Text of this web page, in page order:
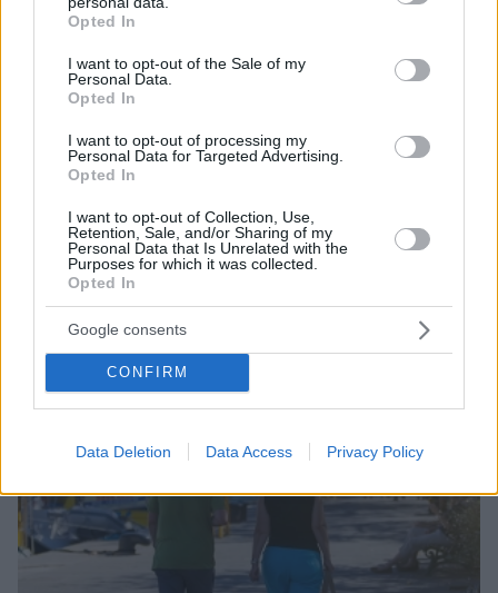
grant or deny consent to Google and its third-party tags to
use your data for below specified purposes in below Google
consent section.
Opted In
I want to opt-out of the Sale of my
Personal Data.
Opted In
I want to opt-out of processing my
Personal Data for Targeted Advertising.
Opted In
I want to opt-out of Collection, Use,
Retention, Sale, and/or Sharing of my
Personal Data that Is Unrelated with the
Purposes for which it was collected.
Opted In
Google consents
CONFIRM
Data Deletion Data Access Privacy Policy
Ευρωπαϊκό Πρωτάθλημα Στίβου: Στον τελικό του
μήκους ο Τεντόγλου με 8.26μ, δείτε βίντεο
πριν 40 λεπτά